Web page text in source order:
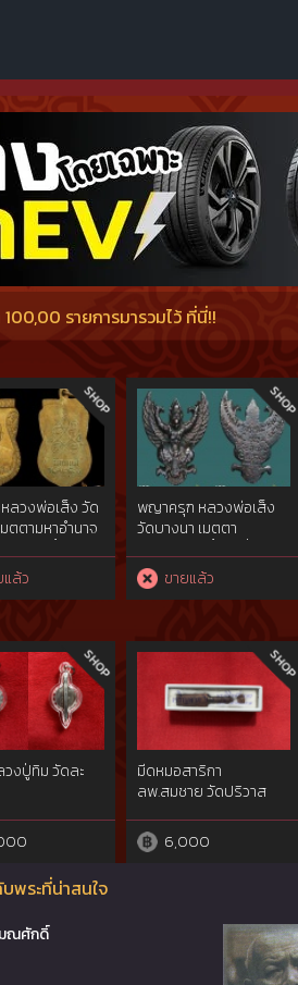
รายการมารวมไว้ ที่นี่!!
ลวงพ่อเส็ง วัด
ตตามหาอำนาจ
ส่งประกวดติด
งานใหญ่ ของ
แล้ว
พญาครุฑ หลวงพ่อเส็ง
วัดบางนา เมตตา
ทองแดง ผิวรมดำ รุ่นแรก
ปี 2522
ขายแล้ว
งปู่ทิม วัดละ
มีดหมอสาริกา
ลพ.สมชาย วัดปริวาส
6,000
บพระที่น่าสนใจ
ณศักดิ์